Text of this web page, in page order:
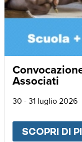
Associati
30 - 31 luglio 2026
SCOPRI DI